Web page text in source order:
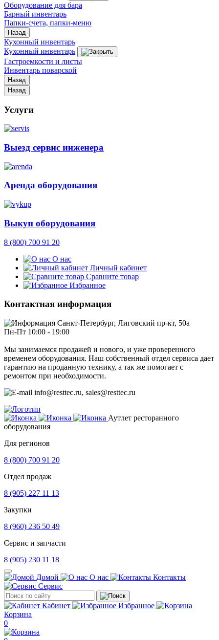
Оборудование для бара
Барный инвентарь
Папки-счета, папки-меню
Назад
Кухонный инвентарь
Кухонный инвентарь
Гастроемкости и листы
Инвентарь поварской
Назад
Назад
Услуги
Выезд сервис инженера
Аренда оборудования
Выкуп оборудования
8 (800) 700 91 20
О нас
Личный кабинет
Сравните товар
Избранное
Контактная информация
Санкт-Петербург, Лиговский пр-кт, 50а
Пн-Пт 10:00 - 19:00
Мы занимаемся продажей и нового, и уже проверенного
временем оборудования. Наш собственный отдел сервиса дает
гарантию на проданную технику, а так же помогает с
ремонтом при необходимости.
info@resttec.ru, sales@resttec.ru
Аутлет ресторанного
оборудования
Для регионов
8 (800) 700 91 20
Отдел продаж
8 (905) 227 11 13
Закупки
8 (960) 236 50 49
Сервис и запчасти
8 (905) 230 11 18
Домой О нас
Контакты
Сервис
Кабинет
Избранное
Корзина
0